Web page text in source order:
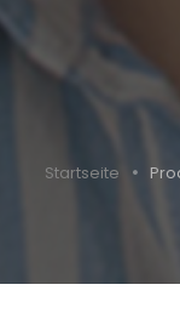
Startseite